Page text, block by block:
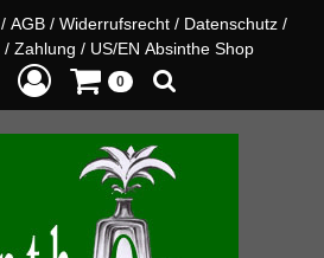
/ AGB / Widerrufsrecht / Datenschutz /
/ Zahlung / US/EN Absinthe Shop
0